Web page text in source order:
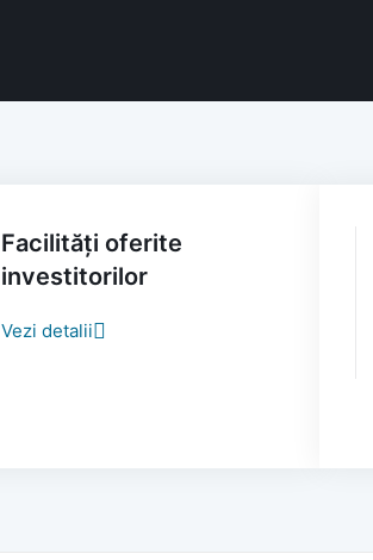
Facilități oferite
investitorilor
Vezi detalii